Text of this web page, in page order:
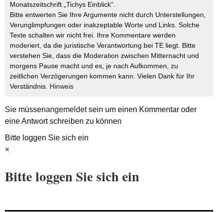
Monatszeitschrift „Tichys Einblick“.
Bitte entwerten Sie Ihre Argumente nicht durch Unterstellungen,
Verunglimpfungen oder inakzeptable Worte und Links. Solche
Texte schalten wir nicht frei. Ihre Kommentare werden
moderiert, da die juristische Verantwortung bei TE liegt. Bitte
verstehen Sie, dass die Moderation zwischen Mitternacht und
morgens Pause macht und es, je nach Aufkommen, zu
zeitlichen Verzögerungen kommen kann. Vielen Dank für Ihr
Verständnis. Hinweis
Sie müssenangemeldetsein um einen Kommentar oder
eine Antwort schreiben zu können
Bitte loggen Sie sich ein
×
Bitte loggen Sie sich ein